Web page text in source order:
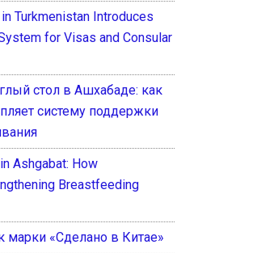
Turkmenistan Introduces
for Visas and Consular
стол в Ашхабаде: как
систему поддержки
Ashgabat: How
Breastfeeding
«Сделано в Китае»